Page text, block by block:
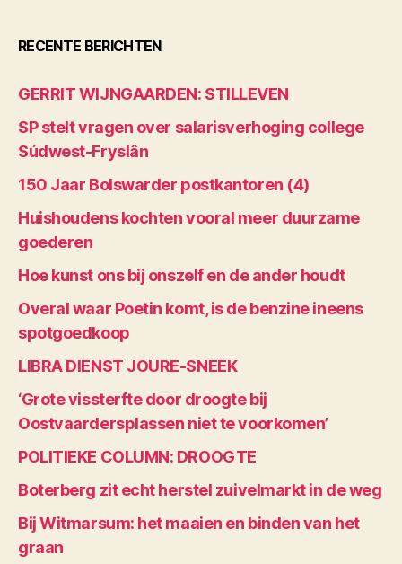
RECENTE BERICHTEN
GERRIT WIJNGAARDEN: STILLEVEN
SP stelt vragen over salarisverhoging college
Súdwest-Fryslân
150 Jaar Bolswarder postkantoren (4)
Huishoudens kochten vooral meer duurzame
goederen
Hoe kunst ons bij onszelf en de ander houdt
Overal waar Poetin komt, is de benzine ineens
spotgoedkoop
LIBRA DIENST JOURE-SNEEK
‘Grote vissterfte door droogte bij
Oostvaardersplassen niet te voorkomen’
POLITIEKE COLUMN: DROOGTE
Boterberg zit echt herstel zuivelmarkt in de weg
Bij Witmarsum: het maaien en binden van het
graan